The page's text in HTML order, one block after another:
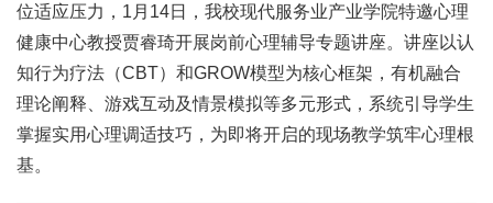
位适应压力，1月14日，我校现代服务业产业学院特邀心理
健康中心教授贾睿琦开展岗前心理辅导专题讲座。讲座以认
知行为疗法（CBT）和GROW模型为核心框架，有机融合
理论阐释、游戏互动及情景模拟等多元形式，系统引导学生
掌握实用心理调适技巧，为即将开启的现场教学筑牢心理根
基。